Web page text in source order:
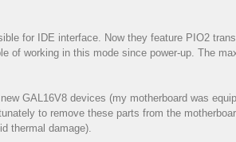
for IDE interface. Now they feature PIO2
of working in this mode since power-up. The
GAL16V8 devices (my motherboard was
to remove these parts from the
thermal damage).